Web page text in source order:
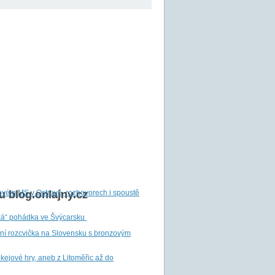
blog.onlajny.cz
MS v Ostravě, rozhovorech i spoustě
pohádka ve Švýcarsku
rozcvička na Slovensku s bronzovým
hry, aneb z Litoměřic až do